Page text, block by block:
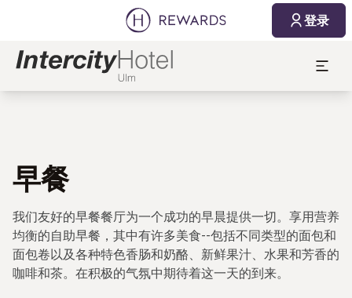
登录
早餐
我们友好的早餐餐厅为一个成功的早晨提供一切。享用营养
均衡的自助早餐，其中有许多美食--包括不同类型的面包和
面包卷以及各种特色香肠和奶酪、新鲜果汁、水果和芳香的
咖啡和茶。在积极的气氛中期待着这一天的到来。